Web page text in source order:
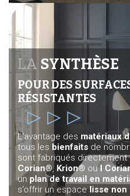
LA SYNTHÈSE
POUR DES
RÉSISTANTES
L’avantage des matériaux
tous les bienfaits de
sont fabriqués directement
Corian®, Krion® ou I
un plan de travail en
s’offrir un espacelisse non